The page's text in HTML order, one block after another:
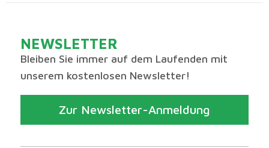
NEWSLETTER
Bleiben Sie immer auf dem Laufenden mit
unserem kostenlosen Newsletter!
Zur Newsletter-Anmeldung